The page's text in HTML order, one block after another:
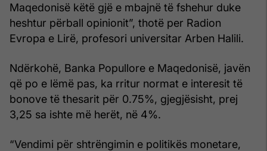
Maqedonisë këtë gjë e mbajnë të fshehur duke
heshtur përball opinionit”, thotë per Radion
Evropa e Lirë, profesori universitar Arben Halili.
Ndërkohë, Banka Popullore e Maqedonisë, javën
që po e lëmë pas, ka rritur normat e interesit të
bonove të thesarit për 0.75%, gjegjësisht, prej
3,25 sa ishte më herët, në 4%.
“Vendimi për shtrëngimin e politikës monetare,